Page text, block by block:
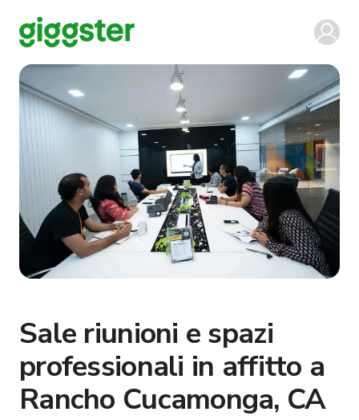
Sale riunioni e spazi
professionali in affitto a
Rancho Cucamonga, CA